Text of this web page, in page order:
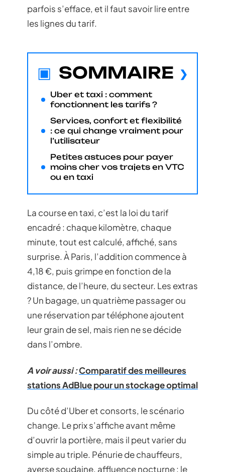
parfois s’efface, et il faut savoir lire entre
les lignes du tarif.
SOMMAIRE
Uber et taxi : comment
fonctionnent les tarifs ?
Services, confort et flexibilité
: ce qui change vraiment pour
l’utilisateur
Petites astuces pour payer
moins cher vos trajets en VTC
ou en taxi
La course en taxi, c’est la loi du tarif
encadré : chaque kilomètre, chaque
minute, tout est calculé, affiché, sans
surprise. À Paris, l’addition commence à
4,18 €, puis grimpe en fonction de la
distance, de l’heure, du secteur. Les extras
? Un bagage, un quatrième passager ou
une réservation par téléphone ajoutent
leur grain de sel, mais rien ne se décide
dans l’ombre.
A voir aussi :Comparatif des meilleures
stations AdBlue pour un stockage optimal
Du côté d’Uber et consorts, le scénario
change. Le prix s’affiche avant même
d’ouvrir la portière, mais il peut varier du
simple au triple. Pénurie de chauffeurs,
averse soudaine, affluence nocturne : le